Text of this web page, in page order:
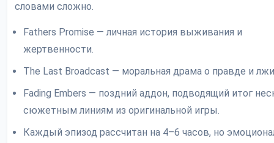
словами сложно.
Fathers Promise — личная история выживания и
жертвенности.
The Last Broadcast — моральная драма о правде и
Fading Embers — поздний аддон, подводящий итог
сюжетным линиям из оригинальной игры.
Каждый эпизод рассчитан на 4–6 часов, но